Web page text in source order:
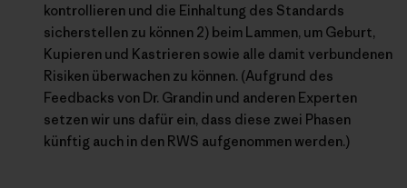
kontrollieren und die Einhaltung des Standards
sicherstellen zu können 2) beim Lammen, um Geburt,
Kupieren und Kastrieren sowie alle damit verbundenen
Risiken überwachen zu können. (Aufgrund des
Feedbacks von Dr. Grandin und anderen Experten
setzen wir uns dafür ein, dass diese zwei Phasen
künftig auch in den RWS aufgenommen werden.)